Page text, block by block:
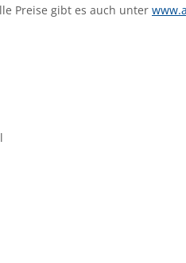
Preise gibt es auch unter